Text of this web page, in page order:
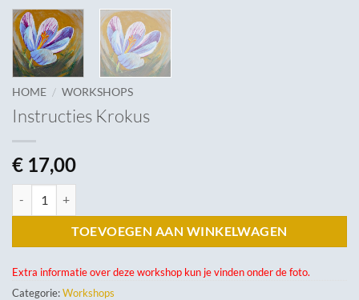
HOME / WORKSHOPS
Instructies Krokus
€ 17,00
TOEVOEGEN AAN WINKELWAGEN
Extra informatie over deze workshop kun je vinden onder de foto.
Categorie:Workshops